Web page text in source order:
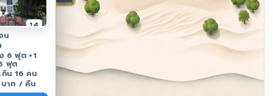
น
6 ฟุต +1
ฟุต
กิน 16 คน
าท / คืน